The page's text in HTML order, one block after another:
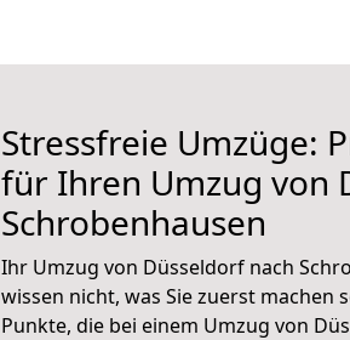
Stressfreie Umzüge:
für Ihren Umzug von
Schrobenhausen
Ihr Umzug von Düsseldorf nach
wissen nicht, was Sie zuerst machen
Punkte, die bei einem Umzug von